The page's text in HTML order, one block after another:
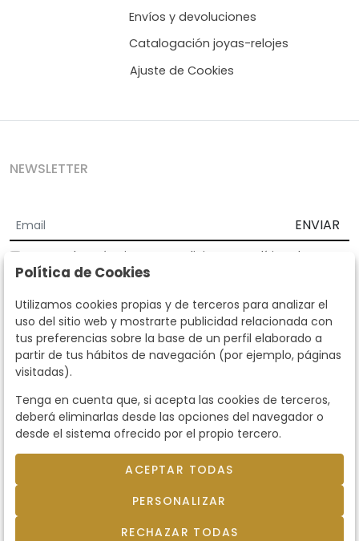
Envíos y devoluciones
Catalogación joyas-relojes
Ajuste de Cookies
NEWSLETTER
ENVIAR
Acepto los Términos y Condiciones
Política de
privacidad
Según la LOPD y disposiciones de desarrollo, informamos que sus
datos personales serán tratados por parte de Subastas Segre con la
finalidad de gestionar la relación comercial. Puede ejercitar los
derechos de acceso, rectificación, cancelación, oposición y demás
derechos en los términos establecidos en la normativa vigente
dirigiéndote a nosotros. Asimismo, nos puede solicitar el envío de
llamando al teléfono 915159584 o enviando un e-mail a
info@subastassegre.es
Este sitio está protegido por reCAPTCHA y se aplican la
Términos de servicio de Google.
© 2026
Desarrollado por Labelgrup Networks.
Política de Cookies
Utilizamos cookies propias y de terceros para analizar el
uso del sitio web y mostrarte publicidad relacionada con
tus preferencias sobre la base de un perfil elaborado a
partir de tus hábitos de navegación (por ejemplo, páginas
visitadas).
Tenga en cuenta que, si acepta las cookies de terceros,
deberá eliminarlas desde las opciones del navegador o
desde el sistema ofrecido por el propio tercero.
ACEPTAR TODAS
PERSONALIZAR
RECHAZAR TODAS